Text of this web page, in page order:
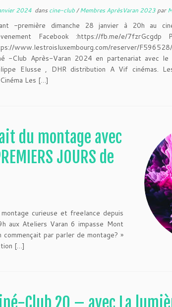
2024 dans cine-club/Membres AprèsVaran 2023 par
-première dimanche 28 janvier à 20h au
Facebook :https://fb.me/e/
www.lestroisluxembourg.com/reserver/
-Club Après-Varan 2024 en partenariat avec le
Elusse , DHR distribution A Vif cinémas.
Les […]
du montage avec
JOURS de
curieuse et freelance depuis
aux Ateliers Varan 6 impasse Mont
par parler de montage? »
[…]
Club 20 – avec La